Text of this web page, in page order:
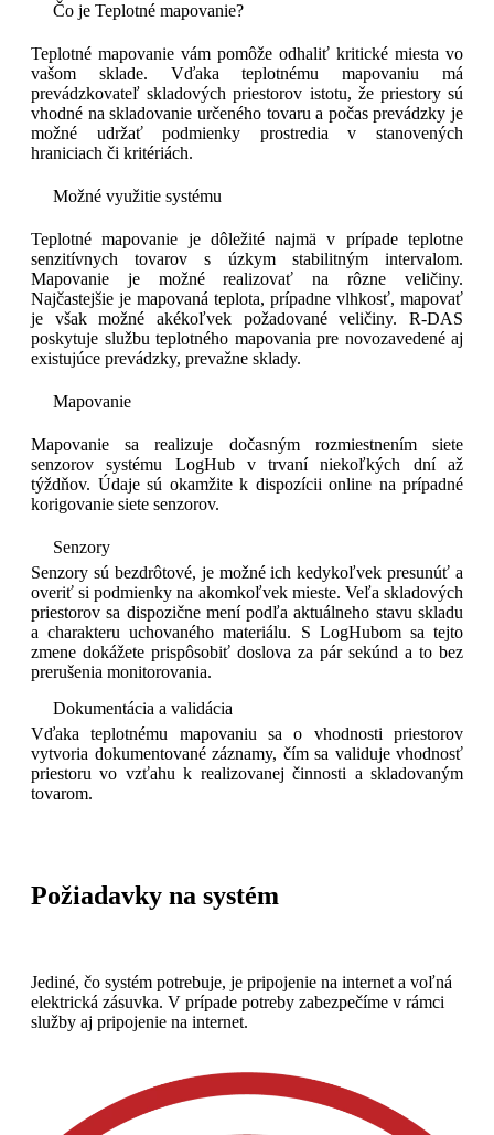
Čo je Teplotné mapovanie?
Teplotné mapovanie vám pomôže odhaliť kritické miesta vo
vašom sklade. Vďaka teplotnému mapovaniu má
prevádzkovateľ skladových priestorov istotu, že priestory sú
vhodné na skladovanie určeného tovaru a počas prevádzky je
možné udržať podmienky prostredia v stanovených
hraniciach či kritériách.
Možné využitie systému
Teplotné mapovanie je dôležité najmä v prípade teplotne
senzitívnych tovarov s úzkym stabilitným intervalom.
Mapovanie je možné realizovať na rôzne veličiny.
Najčastejšie je mapovaná teplota, prípadne vlhkosť, mapovať
je však možné akékoľvek požadované veličiny. R-DAS
poskytuje službu teplotného mapovania pre novozavedené aj
existujúce prevádzky, prevažne sklady.
Mapovanie
Mapovanie sa realizuje dočasným rozmiestnením siete
senzorov systému LogHub v trvaní niekoľkých dní až
týždňov. Údaje sú okamžite k dispozícii online na prípadné
korigovanie siete senzorov.
Senzory
Senzory sú bezdrôtové, je možné ich kedykoľvek presunúť a
overiť si podmienky na akomkoľvek mieste. Veľa skladových
priestorov sa dispozične mení podľa aktuálneho stavu skladu
a charakteru uchovaného materiálu. S LogHubom sa tejto
zmene dokážete prispôsobiť doslova za pár sekúnd a to bez
prerušenia monitorovania.
Dokumentácia a validácia
Vďaka teplotnému mapovaniu sa o vhodnosti priestorov
vytvoria dokumentované záznamy, čím sa validuje vhodnosť
priestoru vo vzťahu k realizovanej činnosti a skladovaným
tovarom.
Požiadavky na systém
Jediné, čo systém potrebuje, je pripojenie na internet a voľná
elektrická zásuvka. V prípade potreby zabezpečíme v rámci
služby aj pripojenie na internet.